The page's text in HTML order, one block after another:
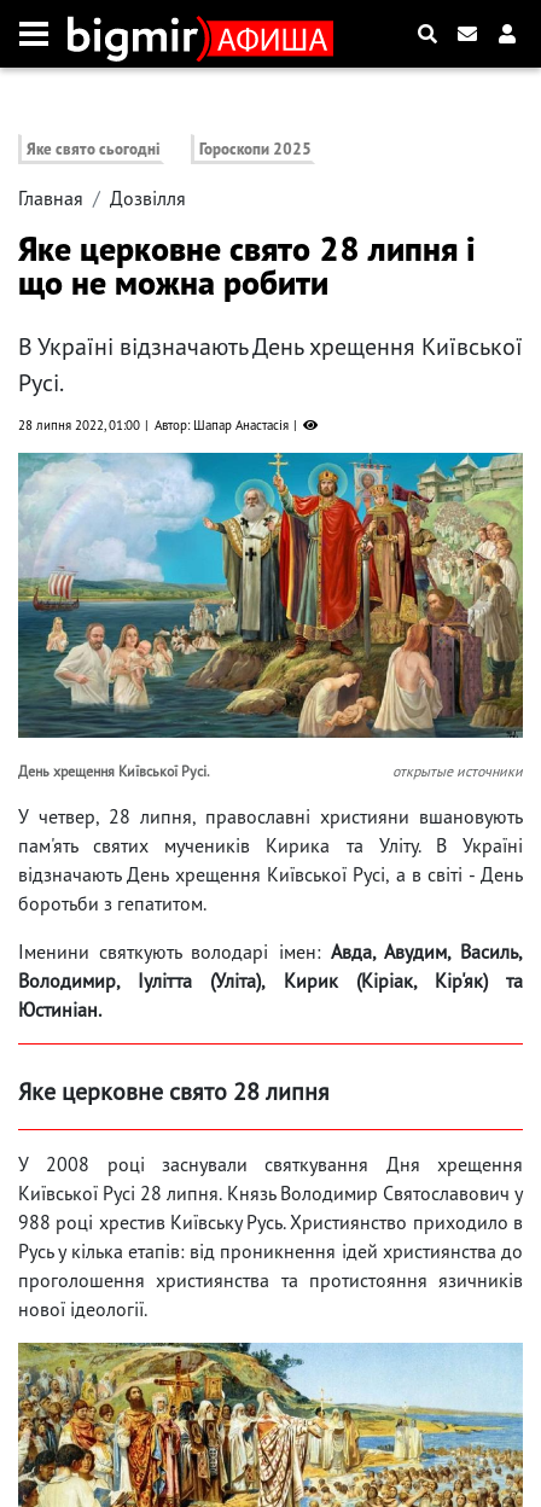
Яке свято сьогодні Гороскопи 2025
Главная Дозвілля
Яке церковне свято 28 липня і
що не можна робити
В Україні відзначають День хрещення Київської
Русі.
28 липня 2022, 01:00 Автор: Шапар Анастасія
День хрещення Київської Русі. открытые источники
У четвер, 28 липня, православні християни вшановують
пам'ять святих мучеників Кирика та Уліту. В Україні
відзначають День хрещення Київської Русі, а в світі - День
боротьби з гепатитом.
Іменини святкують володарі імен: Авда, Авудим, Василь,
Володимир, Іулітта (Уліта), Кирик (Кіріак, Кір'як) та
Юстиніан.
Яке церковне свято 28 липня
У 2008 році заснували святкування Дня хрещення
Київської Русі 28 липня. Князь Володимир Святославович у
988 році хрестив Київську Русь. Християнство приходило в
Русь у кілька етапів: від проникнення ідей християнства до
проголошення християнства та протистояння язичників
нової ідеології.